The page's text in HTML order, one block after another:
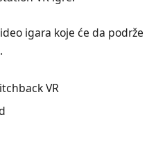
igara koje će da podrže
VR